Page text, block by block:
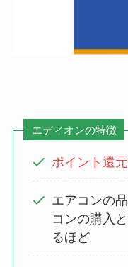
エディオンの特徴
ポイント還
エアコンの
コンの購入
るほど